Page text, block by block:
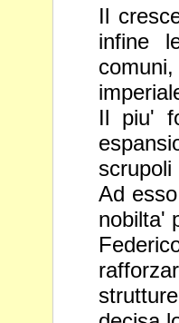
Il
infine
Il piu'
Ad
nobilta'